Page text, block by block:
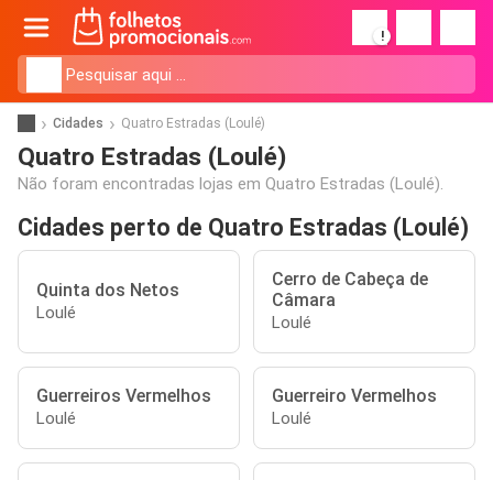
!
Cidades Quatro Estradas (Loulé)
Quatro Estradas (Loulé)
Não foram encontradas lojas em Quatro Estradas (Loulé).
Cidades perto de Quatro Estradas (Loulé)
Quinta dos Netos
Loulé
Cerro de Cabeça de
Câmara
Loulé
Guerreiros Vermelhos
Loulé
Guerreiro Vermelhos
Loulé